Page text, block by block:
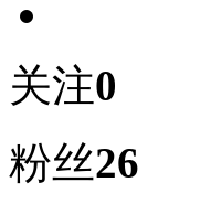
关注0
粉丝26